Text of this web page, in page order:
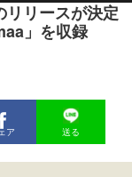
リースが決定
」を収録
ア 送る